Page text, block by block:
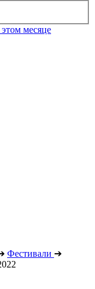
этом месяце
Фестивали ➔